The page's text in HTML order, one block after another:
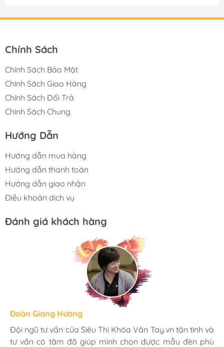
Chính Sách
Chính Sách Bảo Mật
Chính Sách Giao Hàng
Chính Sách Đổi Trả
Chính Sách Chung
Hướng Dẫn
Hướng dẫn mua hàng
Hướng dẫn thanh toán
Hướng dẫn giao nhận
Điều khoản dịch vụ
Đánh giá khách hàng
Hương Suri
Mình rất ưng khi đến Siêu Thị Khóa Vân Tay.vn. Ở đây
có rất nhiều mặt hàng phong phú, tha hồ lựa chọn.
Đoàn Giang Hương
Đội ngũ tư vấn của Siêu Thị Khóa Vân Tay.vn tận tình và
tư vấn có tâm đã giúp mình chọn được mẫu đèn phù
Ngọc Anh
Mua đèn tại Siêu Thị Khóa Vân Tay.vn mình hoàn toàn
yên tâm với chính sách bảo hành 24 tháng tại nhà. Bạn